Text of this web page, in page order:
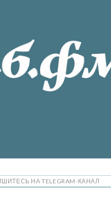
НА TELEGRAM-КАНАЛ